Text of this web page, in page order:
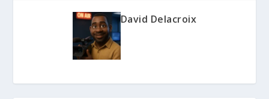
David Delacroix